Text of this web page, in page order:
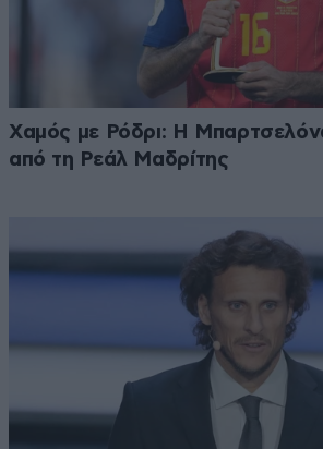
Χαμός με Ρόδρι: Η
από τη Ρεάλ Μαδρίτης